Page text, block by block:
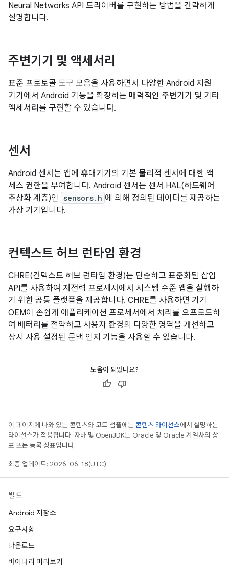
Neural Networks API 드라이버를 구현하는 방법을 간략하게
설명합니다.
주변기기 및 액세서리
표준 프로토콜 도구 모음을 사용하면서 다양한 Android 지원
기기에서 Android 기능을 확장하는 매력적인 주변기기 및 기타
액세서리를 구현할 수 있습니다.
센서
Android 센서는 앱에 휴대기기의 기본 물리적 센서에 대한 액
세스 권한을 부여합니다. Android 센서는 센서 HAL(하드웨어
추상화 계층)인
sensors.h 에 의해 정의된 데이터를 제공하는
가상 기기입니다.
컨텍스트 허브 런타임 환경
CHRE(컨텍스트 허브 런타임 환경)는 단순하고 표준화된 삽입
API를 사용하여 저전력 프로세서에서 시스템 수준 앱을 실행하
기 위한 공통 플랫폼을 제공합니다. CHRE를 사용하면 기기
OEM이 손쉽게 애플리케이션 프로세서에서 처리를 오프로드하
여 배터리를 절약하고 사용자 환경의 다양한 영역을 개선하고
상시 사용 설정된 문맥 인지 기능을 사용할 수 있습니다.
도움이 되었나요?
이 페이지에 나와 있는 콘텐츠와 코드 샘플에는 콘텐츠 라이선스에서 설명하는
라이선스가 적용됩니다. 자바 및 OpenJDK는 Oracle 및 Oracle 계열사의 상
표 또는 등록 상표입니다.
최종 업데이트: 2026-06-18(UTC)
빌드
Android 저장소
요구사항
다운로드
바이너리 미리보기